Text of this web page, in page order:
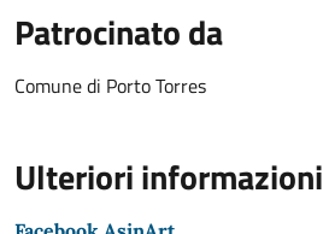
Patrocinato da
Comune di Porto Torres
Ulteriori informazioni